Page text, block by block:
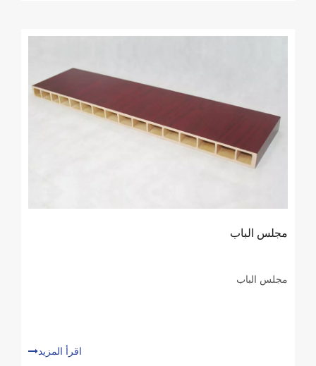
مجلس الباب
مجلس الباب
اقرأ المزيد